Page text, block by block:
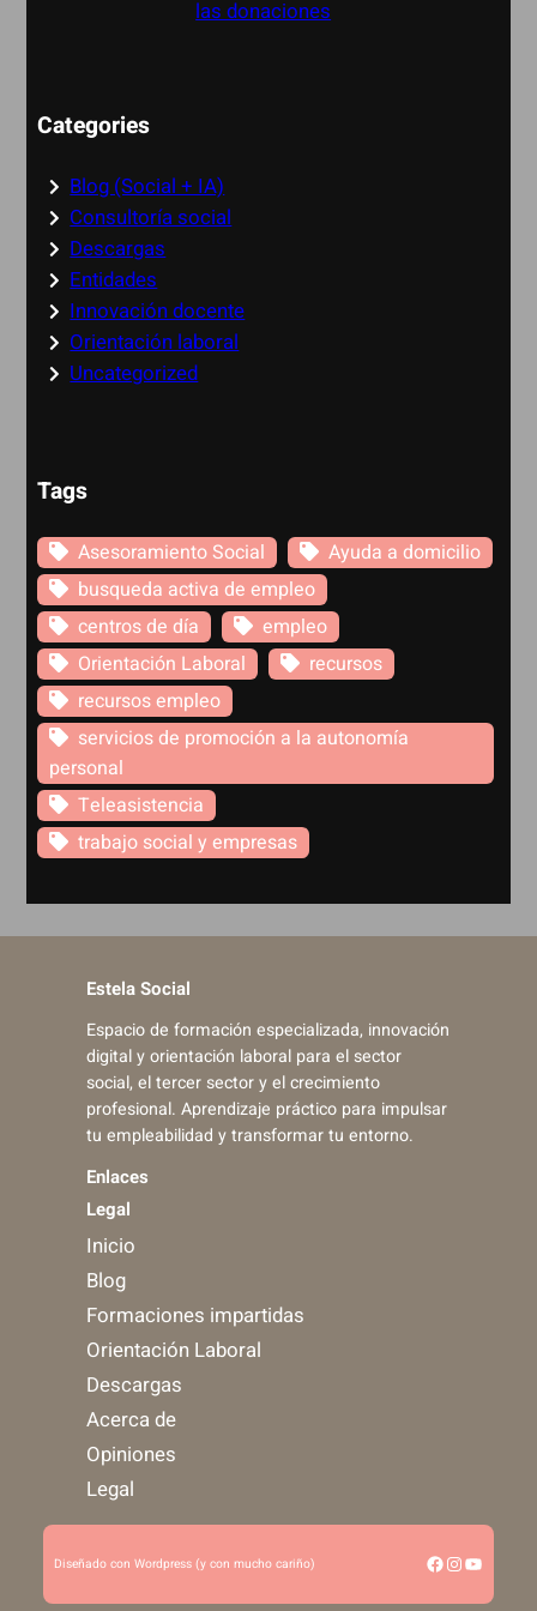
las donaciones
Categories
Blog (Social + IA)
Consultoría social
Descargas
Entidades
Innovación docente
Orientación laboral
Uncategorized
Tags
Asesoramiento Social
Ayuda a domicilio
busqueda activa de empleo
centros de día
empleo
Orientación Laboral
recursos
recursos empleo
servicios de promoción a la autonomía
personal
Teleasistencia
trabajo social y empresas
Estela Social
Espacio de formación especializada, innovación
digital y orientación laboral para el sector
social, el tercer sector y el crecimiento
profesional. Aprendizaje práctico para impulsar
tu empleabilidad y transformar tu entorno.
Enlaces
Legal
Inicio
Blog
Formaciones impartidas
Orientación Laboral
Descargas
Acerca de
Opiniones
Legal
Diseñado con Wordpress (y con mucho cariño) Facebook
Instagram